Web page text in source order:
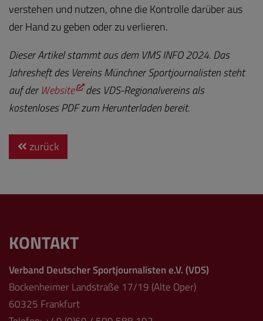
verstehen und nutzen, ohne die Kontrolle darüber aus
der Hand zu geben oder zu verlieren.
Dieser Artikel stammt aus dem VMS INFO 2024. Das
Jahresheft des Vereins Münchner Sportjournalisten steht
auf derWebsite des VDS-Regionalvereins als
kostenloses PDF zum Herunterladen bereit.
zurück
KONTAKT
Verband Deutscher Sportjournalisten e.V. (VDS)
Bockenheimer Landstraße 17/19 (Alte Oper)
60325 Frankfurt